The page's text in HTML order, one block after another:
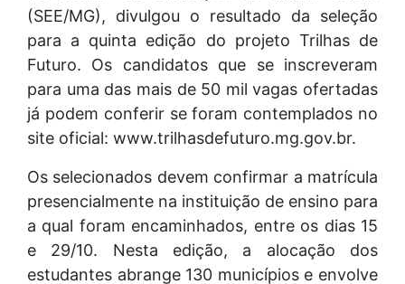
(SEE/MG), divulgou o resultado da seleção
para a quinta edição do projeto Trilhas de
Futuro. Os candidatos que se inscreveram
para uma das mais de 50 mil vagas ofertadas
já podem conferir se foram contemplados no
site oficial: www.trilhasdefuturo.mg.gov.br.
Os selecionados devem confirmar a matrícula
presencialmente na instituição de ensino para
a qual foram encaminhados, entre os dias 15
e 29/10. Nesta edição, a alocação dos
estudantes abrange 130 municípios e envolve